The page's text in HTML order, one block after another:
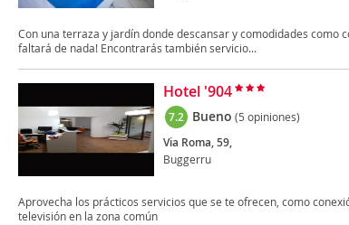
Con una terraza y jardín donde descansar y comodidades como
faltará de nada! Encontrarás también servicio...
Hotel '904
7.2 Bueno (5 opiniones)
Via Roma, 59,
Buggerru
Aprovecha los prácticos servicios que se te ofrecen, como
televisión en la zona común